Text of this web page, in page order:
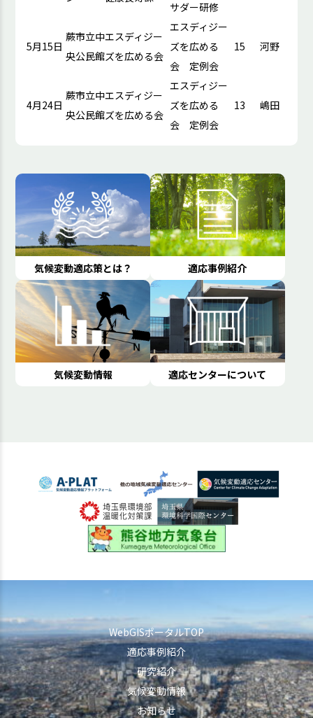
サダー研修
5月15日
蕨市立中
央公民館
エスディジー
ズを広める会
エスディジー
ズを広める
会 定例会
15 河野
4月24日
蕨市立中
央公民館
エスディジー
ズを広める会
エスディジー
ズを広める
会 定例会
13 嶋田
気候変動適応策とは？ 適応事例紹介
気候変動情報 適応センターについて
WebGISポータルTOP
適応事例紹介
研究紹介
気候変動情報
お知らせ